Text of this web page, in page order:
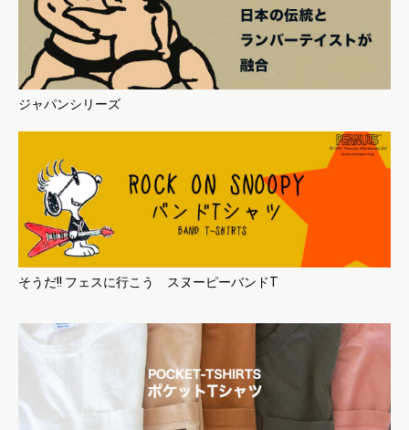
ジャパンシリーズ
そうだ!! フェスに行こう スヌーピーバンドT